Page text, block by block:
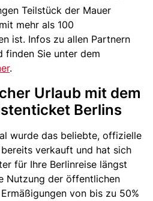
Teilstück der Mauer
mehr als 100
ist. Infos zu allen Partnern
finden Sie unter dem
.
Urlaub mit dem
Berlins
wurde das beliebte, offizielle
verkauft und hat sich
für Ihre Berlinreise längst
Nutzung der öffentlichen
von bis zu 50%